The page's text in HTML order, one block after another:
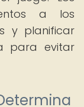
a los
y planificar
para evitar